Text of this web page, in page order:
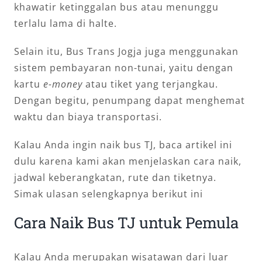
khawatir ketinggalan bus atau menunggu
terlalu lama di halte.
Selain itu, Bus Trans Jogja juga menggunakan
sistem pembayaran non-tunai, yaitu dengan
kartu e-moneyatau tiket yang terjangkau.
Dengan begitu, penumpang dapat menghemat
waktu dan biaya transportasi.
Kalau Anda ingin naik bus TJ, baca artikel ini
dulu karena kami akan menjelaskan cara naik,
jadwal keberangkatan, rute dan tiketnya.
Simak ulasan selengkapnya berikut ini
Cara Naik Bus TJ untuk Pemula
Kalau Anda merupakan wisatawan dari luar